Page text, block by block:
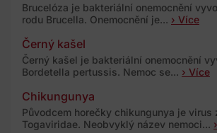
Brucelóza je bakteriální onemocnění
rodu Brucella. Onemocnění je... › Více
Černý kašel
Černý kašel je bakteriální onemocnění
Bordetella pertussis. Nemoc se... › Více
Chikungunya
Původcem horečky chikungunya je virus
Togaviridae. Neobvyklý název nemoci...